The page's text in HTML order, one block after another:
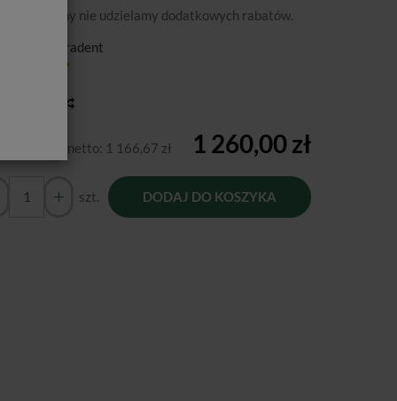
ceny nie udzielamy dodatkowych rabatów.
Ultradent
Cena netto: 1 166,67 zł 1 260,00 zł
szt. DODAJ DO KOSZYKA